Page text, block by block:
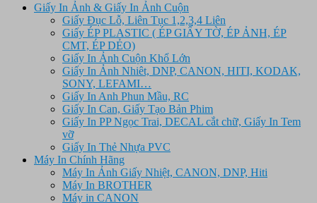
Giấy In Ảnh & Giấy In Ảnh Cuộn
Giấy Đục Lỗ, Liên Tục 1,2,3,4 Liên
Giấy ÉP PLASTIC ( ÉP GIẤY TỜ, ÉP ẢNH, ÉP
CMT, ÉP DẺO)
Giấy In Ảnh Cuộn Khổ Lớn
Giấy In Ảnh Nhiêt, DNP, CANON, HITI, KODAK,
SONY, LEFAMI…
Giấy In Anh Phun Mầu, RC
Giấy In Can, Giấy Tạo Bản Phim
Giấy In PP Ngọc Trai, DECAL cắt chữ, Giấy In Tem
vỡ
Giấy In Thẻ Nhựa PVC
Máy In Chính Hãng
Máy In Ảnh Giấy Nhiệt, CANON, DNP, Hiti
Máy In BROTHER
Máy in CANON